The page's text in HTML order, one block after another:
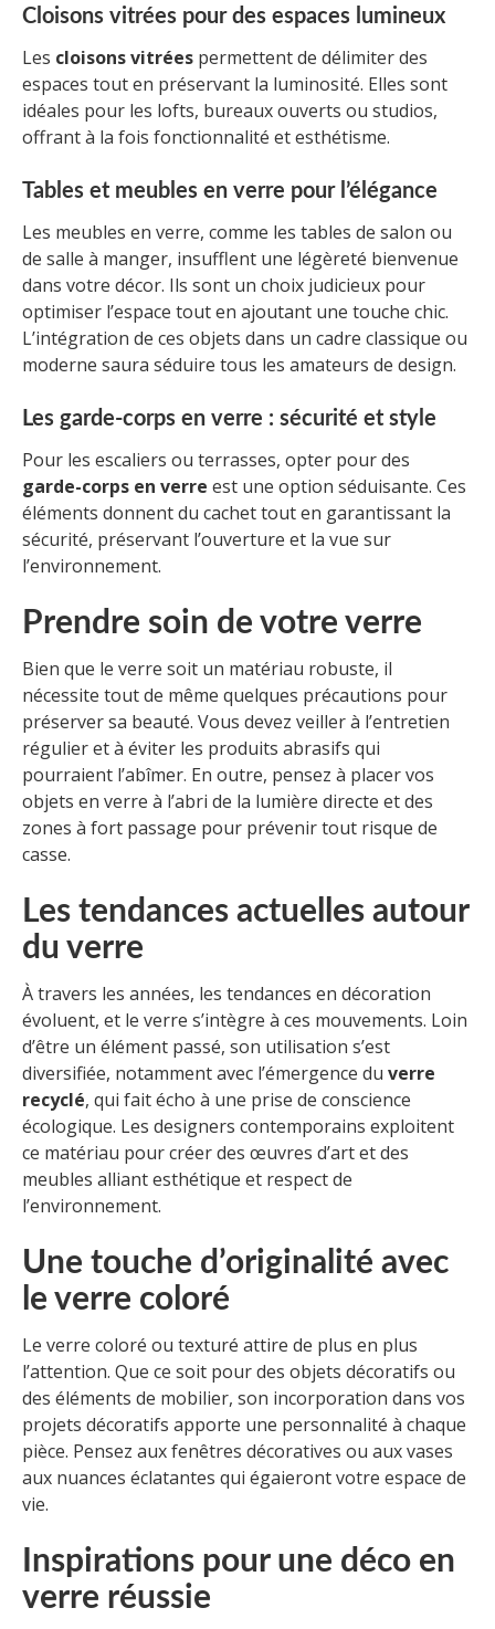
Cloisons vitrées pour des espaces lumineux
Les cloisons vitrées permettent de délimiter des
espaces tout en préservant la luminosité. Elles sont
idéales pour les lofts, bureaux ouverts ou studios,
offrant à la fois fonctionnalité et esthétisme.
Tables et meubles en verre pour l’élégance
Les meubles en verre, comme les tables de salon ou
de salle à manger, insufflent une légèreté bienvenue
dans votre décor. Ils sont un choix judicieux pour
optimiser l’espace tout en ajoutant une touche chic.
L’intégration de ces objets dans un cadre classique ou
moderne saura séduire tous les amateurs de design.
Les garde-corps en verre : sécurité et style
Pour les escaliers ou terrasses, opter pour des
garde-corps en verre est une option séduisante. Ces
éléments donnent du cachet tout en garantissant la
sécurité, préservant l’ouverture et la vue sur
l’environnement.
Prendre soin de votre verre
Bien que le verre soit un matériau robuste, il
nécessite tout de même quelques précautions pour
préserver sa beauté. Vous devez veiller à l’entretien
régulier et à éviter les produits abrasifs qui
pourraient l’abîmer. En outre, pensez à placer vos
objets en verre à l’abri de la lumière directe et des
zones à fort passage pour prévenir tout risque de
casse.
Les tendances actuelles autour
du verre
À travers les années, les tendances en décoration
évoluent, et le verre s’intègre à ces mouvements. Loin
d’être un élément passé, son utilisation s’est
diversifiée, notamment avec l’émergence du verre
recyclé, qui fait écho à une prise de conscience
écologique. Les designers contemporains exploitent
ce matériau pour créer des œuvres d’art et des
meubles alliant esthétique et respect de
l’environnement.
Une touche d’originalité avec
le verre coloré
Le verre coloré ou texturé attire de plus en plus
l’attention. Que ce soit pour des objets décoratifs ou
des éléments de mobilier, son incorporation dans vos
projets décoratifs apporte une personnalité à chaque
pièce. Pensez aux fenêtres décoratives ou aux vases
aux nuances éclatantes qui égaieront votre espace de
vie.
Inspirations pour une déco en
verre réussie